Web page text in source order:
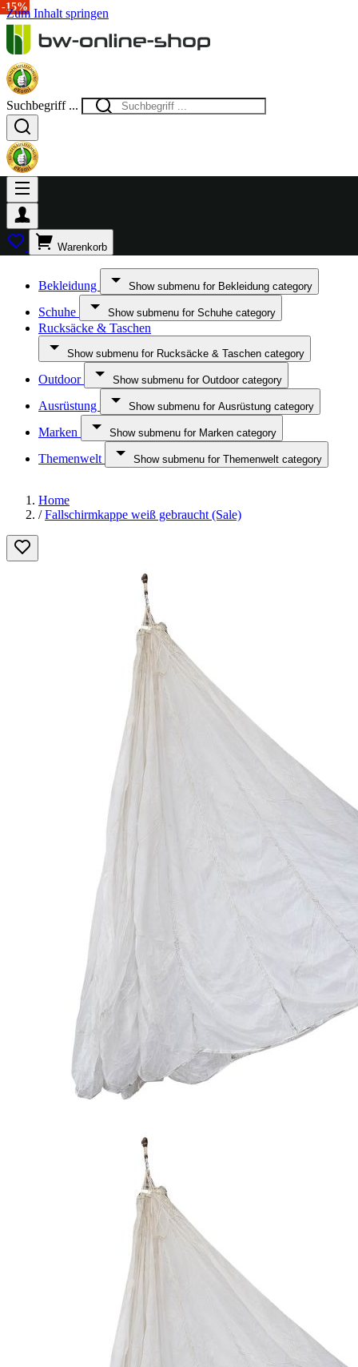
Zum Inhalt springen
Suchbegriff ...
Warenkorb
Bekleidung Show submenu for Bekleidung category
Schuhe Show submenu for Schuhe category
Rucksäcke & Taschen
Show submenu for Rucksäcke & Taschen category
Outdoor Show submenu for Outdoor category
Ausrüstung Show submenu for Ausrüstung category
Marken Show submenu for Marken category
Themenwelt Show submenu for Themenwelt category
Home
/ Fallschirmkappe weiß gebraucht (Sale)
-15%